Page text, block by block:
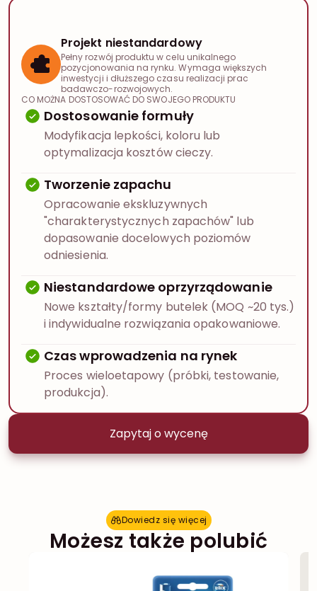
Projekt niestandardowy
Pełny rozwój produktu w celu unikalnego
pozycjonowania na rynku. Wymaga większych
inwestycji i dłuższego czasu realizacji prac
badawczo-rozwojowych.
CO MOŻNA DOSTOSOWAĆ DO SWOJEGO PRODUKTU
Dostosowanie formuły
Modyfikacja lepkości, koloru lub
optymalizacja kosztów cieczy.
Tworzenie zapachu
Opracowanie ekskluzywnych
"charakterystycznych zapachów" lub
dopasowanie docelowych poziomów
odniesienia.
Niestandardowe oprzyrządowanie
Nowe kształty/formy butelek (MOQ ~20 tys.)
i indywidualne rozwiązania opakowaniowe.
Czas wprowadzenia na rynek
Proces wieloetapowy (próbki, testowanie,
produkcja).
Zapytaj o wycenę
Dowiedz się więcej
Dowiedz się więcej
Możesz także polubić